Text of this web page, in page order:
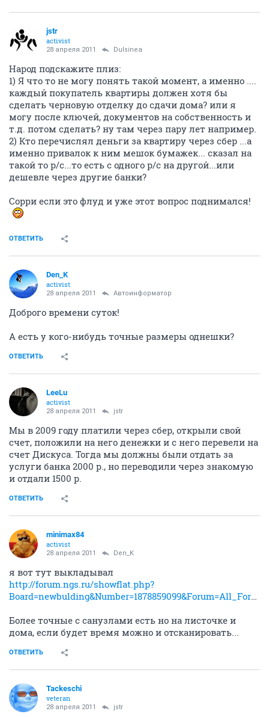
jstr
activist
28 апреля 2011 Dulsinea
Народ подскажите плиз:
1) Я что то не могу понять такой момент, а именно ....
каждый покупатель квартиры должен хотя бы
сделать черновую отделку до сдачи дома? или я
могу после ключей, документов на собственность и
т.д. потом сделать? ну там через пару лет например.
2) Кто перечислял деньги за квартиру через сбер ...а
именно привалок к ним мешок бумажек... сказал на
такой то р/с...то есть с одного р/с на другой...или
дешевле через другие банки?
Сорри если это флуд и уже этот вопрос поднимался!
ОТВЕТИТЬ
Den_K
activist
28 апреля 2011 Автоинформатор
Доброго времени суток!
А есть у кого-нибудь точные размеры однешки?
ОТВЕТИТЬ
LeeLu
activist
28 апреля 2011 jstr
Мы в 2009 году платили через сбер, открыли свой
счет, положили на него денежки и с него перевели на
счет Дискуса. Тогда мы должны были отдать за
услуги банка 2000 р., но переводили через знакомую
и отдали 1500 р.
ОТВЕТИТЬ
minimax84
activist
28 апреля 2011 Den_K
я вот тут выкладывал
http://forum.ngs.ru/showflat.php?
Board=newbulding&Number=1878859099&Forum=All_Forums&startpage=0&Searchpage2=&Words=minimax84&Match=Username&Searchpage=1&Limit=25&Old=allposts&table=0&Main=1878433542&Search=1#Post1878859099
Более точные с санузлами есть но на листочке и
дома, если будет время можно и отсканировать...
ОТВЕТИТЬ
Tackeschi
veteran
28 апреля 2011 jstr